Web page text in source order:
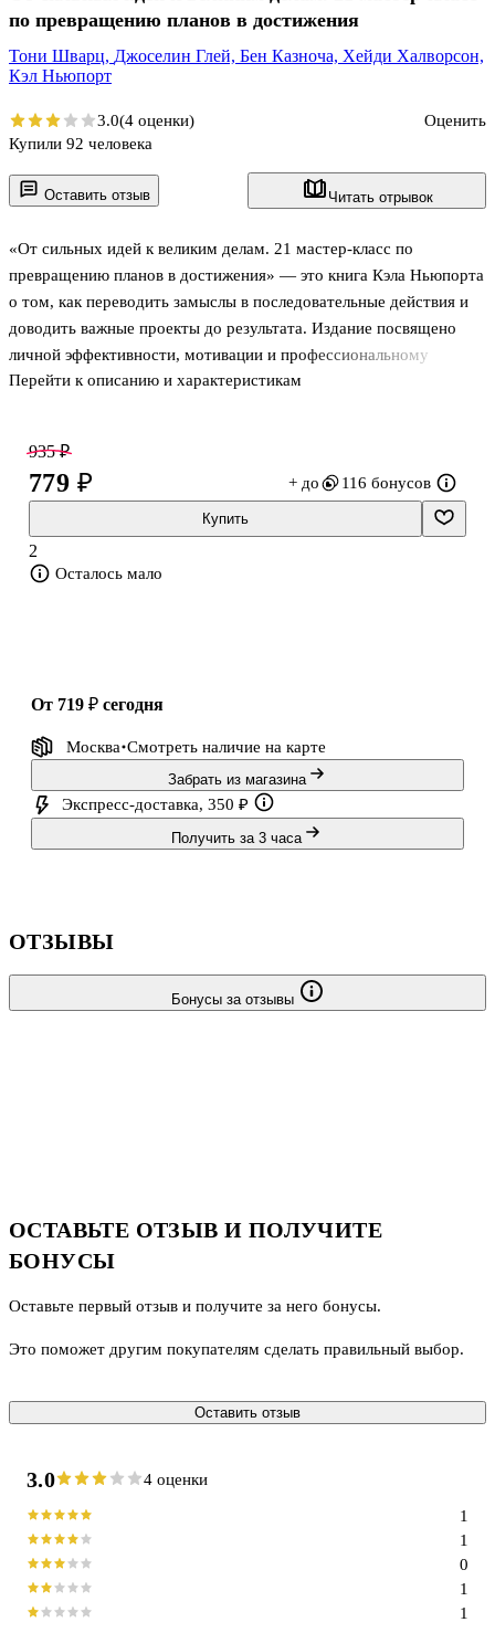
Оставить отзыв Читать отрывок
«От сильных идей к великим делам. 21 мастер-класс по
превращению планов в достижения» — это книга Кэла Ньюпорта
о том, как переводить замыслы в последовательные действия и
доводить важные проекты до результата. Издание посвящено
личной эффективности, мотивации и профессиональному
развитию без громких обещаний: в центре внимания дисциплина,
будет интересна тем, кто ищет не абстрактное вдохновение, а
практичный разговор о том, как превращать планы в
О чём книга
Перейти к описанию и характеристикам
по превращению планов в достижения
Тони Шварц, Джоселин Глей, Бен Казноча, Хейди Халворсон,
Кэл Ньюпорт
3.0(4 оценки)
Оценить
Купили 92 человека
935 ₽
779 ₽ + до 116 бонусов
Купить
2
Осталось мало
от 719 ₽ сегодня
Москва Смотреть наличие на карте
Забрать из магазина
Экспресс-доставка, 350 ₽
Получить за 3 часа
ОТЗЫВЫ
Бонусы за отзывы
ОСТАВЬТЕ ОТЗЫВ И ПОЛУЧИТЕ
БОНУСЫ
Оставьте первый отзыв и получите за него бонусы.
Это поможет другим покупателям сделать правильный выбор.
Оставить отзыв
3.0 4 оценки
1
1
0
1
1